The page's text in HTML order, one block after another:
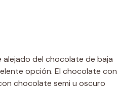
alejado del chocolate de baja
opción. El chocolate con
chocolate semi u oscuro